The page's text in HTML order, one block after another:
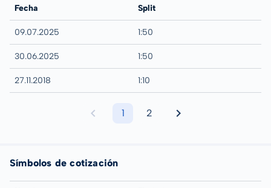
Fecha Split
09.07.2025 1:50
30.06.2025 1:50
27.11.2018 1:10
1 2
Símbolos de cotización